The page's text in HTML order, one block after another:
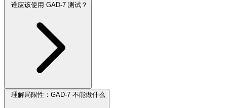
谁应该使用 GAD-7 测试？
理解局限性：GAD-7 不能做什么